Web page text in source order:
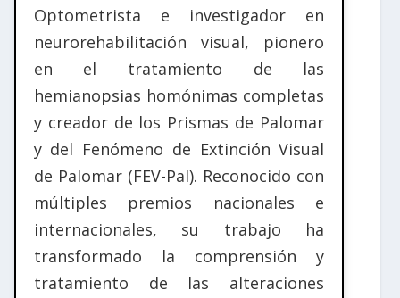
Optometrista e investigador en
neurorehabilitación visual, pionero
en el tratamiento de las
hemianopsias homónimas completas
y creador de los Prismas de Palomar
y del Fenómeno de Extinción Visual
de Palomar (FEV-Pal). Reconocido con
múltiples premios nacionales e
internacionales, su trabajo ha
transformado la comprensión y
tratamiento de las alteraciones